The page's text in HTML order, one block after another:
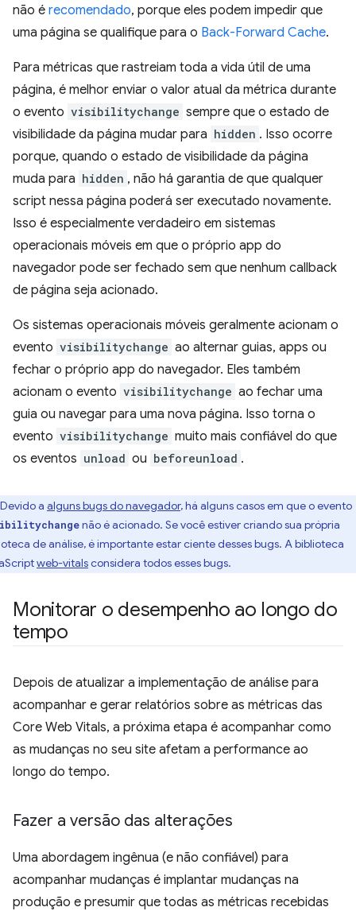
não é recomendado, porque eles podem impedir que
uma página se qualifique para o Back-Forward Cache.
Para métricas que rastreiam toda a vida útil de uma
página, é melhor enviar o valor atual da métrica durante
o evento visibilitychange sempre que o estado de
visibilidade da página mudar para hidden . Isso ocorre
porque, quando o estado de visibilidade da página
muda para hidden , não há garantia de que qualquer
script nessa página poderá ser executado novamente.
Isso é especialmente verdadeiro em sistemas
operacionais móveis em que o próprio app do
navegador pode ser fechado sem que nenhum callback
de página seja acionado.
Os sistemas operacionais móveis geralmente acionam o
evento visibilitychange ao alternar guias, apps ou
fechar o próprio app do navegador. Eles também
acionam o evento visibilitychange ao fechar uma
guia ou navegar para uma nova página. Isso torna o
evento visibilitychange muito mais confiável do que
os eventos unload ou beforeunload .
Devido a alguns bugs do navegador, há alguns casos em que o evento
não é acionado. Se você estiver criando sua própria
de análise, é importante estar ciente desses bugs. A biblioteca
web-vitalsconsidera todos esses bugs.
Monitorar o desempenho ao longo do
tempo
Depois de atualizar a implementação de análise para
acompanhar e gerar relatórios sobre as métricas das
Core Web Vitals, a próxima etapa é acompanhar como
as mudanças no seu site afetam a performance ao
longo do tempo.
Fazer a versão das alterações
Uma abordagem ingênua (e não confiável) para
acompanhar mudanças é implantar mudanças na
produção e presumir que todas as métricas recebidas